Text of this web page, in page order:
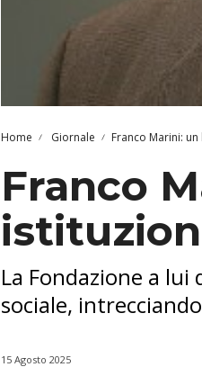
Home Giornale Franco Marini:
Franco
La Fondazione a
sociale,
15 Agosto 2025